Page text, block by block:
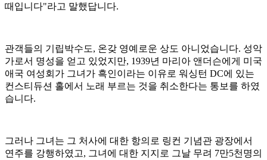
때입니다"라고 말했답니다.
관객들의 기립박수도, 온갖 영예로운 상도 아니었습니다. 성악
가로서 명성을 얻고 있었지만, 1939년 마리아 앤더슨에게 미국
애국 여성회가 그녀가 흑인이라는 이유로 워싱턴 DC에 있는
컨스티듀션 홀에서 노래 부르는 것을 취소한다는 통보를 하였
습니다.
그러나 그녀는 그 처사에 대한 항의로 링컨 기념관 광장에서
연주를 강행하였고, 그녀에 대한 지지로 그날 무려 7만5천명의